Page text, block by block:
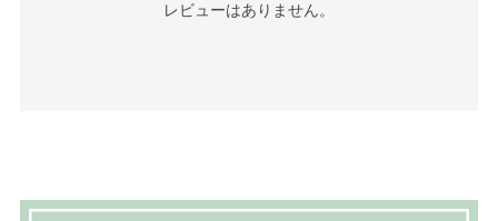
レビューはありません。